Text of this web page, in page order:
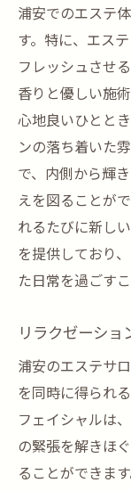
浦安でのエステ
す。特に、エス
フレッシュさせ
香りと優しい施
心地良いひとと
ンの落ち着いた
で、内側から輝
えを図ることが
れるたびに新し
を提供しており
た日常を過ごす
リラクゼーショ
浦安のエステサ
を同時に得られ
フェイシャルは
の緊張を解きほ
ることができま